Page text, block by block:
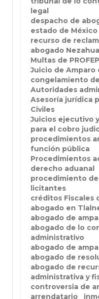
legal
despacho de
estado de México
recurso de
abogado
Multas de
Juicio de Amparo
congelamiento
Autoridades
Asesoría jurídica
Civiles
Juicios ejecutivo
para el cobro
procedimientos
función pública
Procedimientos
derecho aduanal
procedimiento
licitantes
créditos Fiscales
abogado en
abogado de
abogado de lo
administrativo
abogado de
abogado de
abogado de
administrativa y
controversia de
arrendatario